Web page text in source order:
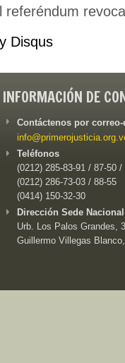
referéndum
Disqus
INFORMACIÓN DE
Contáctenos por
Teléfonos
(0212) 285-83-91 / 87-50 /
(0212) 286-73-03 / 88-55
(0414) 150-32-30
Dirección Sede
Urb. Los Palos Grandes,
Guillermo Villegas